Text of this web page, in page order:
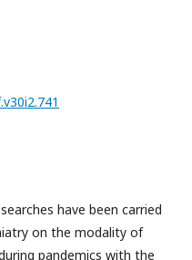
have been carried
on the modality of
pandemics with the